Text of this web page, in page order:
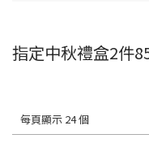
指定中秋禮盒2件
每頁顯示 24 個